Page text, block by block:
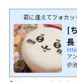
君に逢えてフォカッ
[
長
訪
ア
＠